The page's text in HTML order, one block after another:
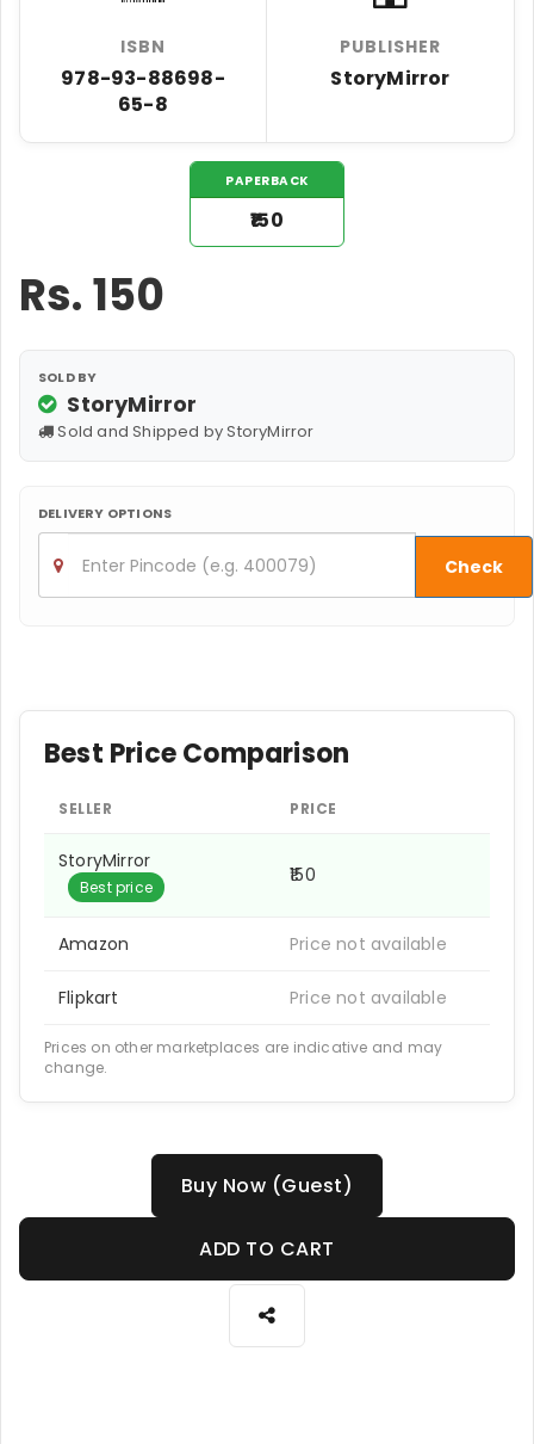
ISBN
978-93-88698-
65-8
PUBLISHER
StoryMirror
PAPERBACK
₹150
Rs.150
SOLD BY
StoryMirror
Sold and Shipped by StoryMirror
DELIVERY OPTIONS
Check
Best Price Comparison
SELLER PRICE
StoryMirror
Best price
₹150
Amazon Price not available
Flipkart Price not available
Prices on other marketplaces are indicative and may
change.
Buy Now (Guest)
ADD TO CART